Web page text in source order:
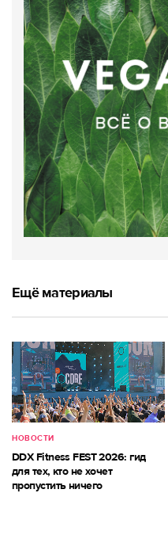
Ещё материалы
НОВОСТИ
DDX Fitness FEST 2026: гид
для тех, кто не хочет
пропустить ничего